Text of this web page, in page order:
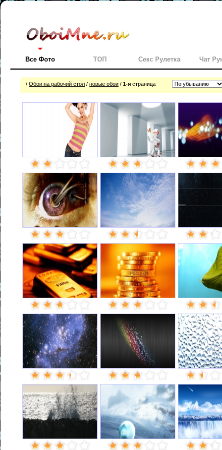
Все Фото ТОП Секс Рулетка Чат
/Обои на рабочий стол /новые обои /1-я страница